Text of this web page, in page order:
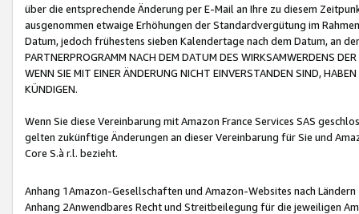
über die entsprechende Änderung per E-Mail an Ihre zu diesem
ausgenommen etwaige Erhöhungen der Standardvergütung im
Datum, jedoch frühestens sieben Kalendertage nach dem Datum, an
PARTNERPROGRAMM NACH DEM DATUM DES WIRKSAMWERDENS
WENN SIE MIT EINER ÄNDERUNG NICHT EINVERSTANDEN SIND,
KÜNDIGEN.
Wenn Sie diese Vereinbarung mit Amazon France Services SAS
gelten zukünftige Änderungen an dieser Vereinbarung für Sie und
Core S.à r.l. bezieht.
Anhang 1Amazon-Gesellschaften und Amazon-Websites nach Ländern
Anhang 2Anwendbares Recht und Streitbeilegung für die jeweiligen